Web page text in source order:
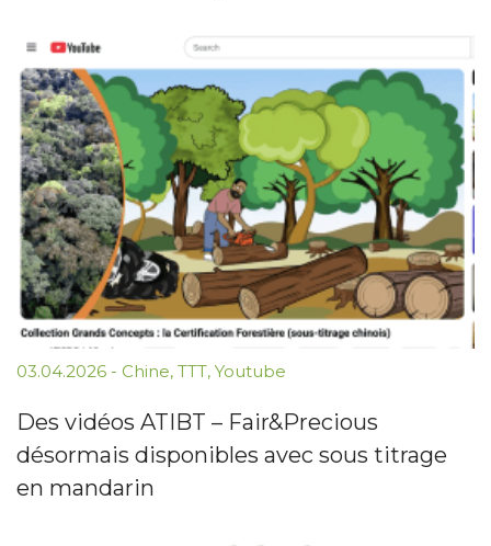
03.04.2026 - Chine, TTT, Youtube
Des vidéos ATIBT – Fair&Precious
désormais disponibles avec sous titrage
en mandarin